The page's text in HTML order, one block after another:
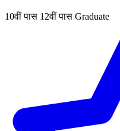
10वीं पास 12वीं पास Graduate